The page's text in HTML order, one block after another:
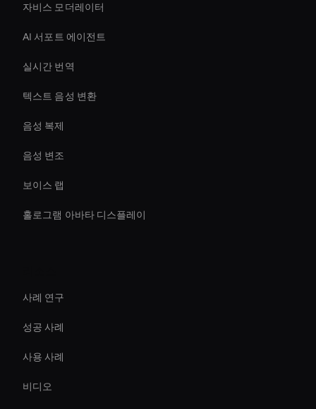
자비스 모더레이터
AI 서포트 에이전트
실시간 번역
텍스트 음성 변환
음성 복제
음성 변조
보이스 랩
홀로그램 아바타 디스플레이
사례 연구
성공 사례
사용 사례
비디오